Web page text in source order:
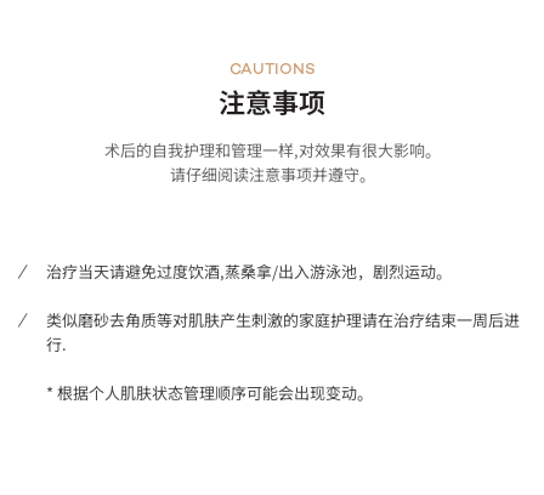
注意事项
CAUTIONS
术后的自我护理和管理一样,对效果有很大影响。
请仔细阅读注意事项并遵守。
治疗当天请避免过度饮酒,蒸桑拿/出入游泳池，剧烈运动。
类似磨砂去角质等对肌肤产生刺激的家庭护理请在治疗结束一周后进
行.
* 根据个人肌肤状态管理顺序可能会出现变动。